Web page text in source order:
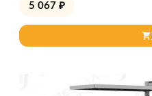
5 067 ₽